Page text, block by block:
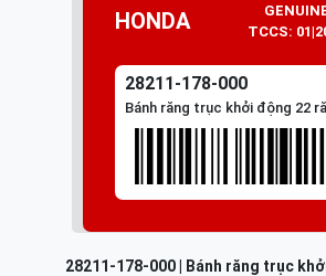
Mã Phụ Tùng
Nhóm Phụ Tùng
Tài khoản
HONDA
TCCS:
28211-178-000
Bánh răng trục khởi động 22
28211-178-000 | Bánh răng trục